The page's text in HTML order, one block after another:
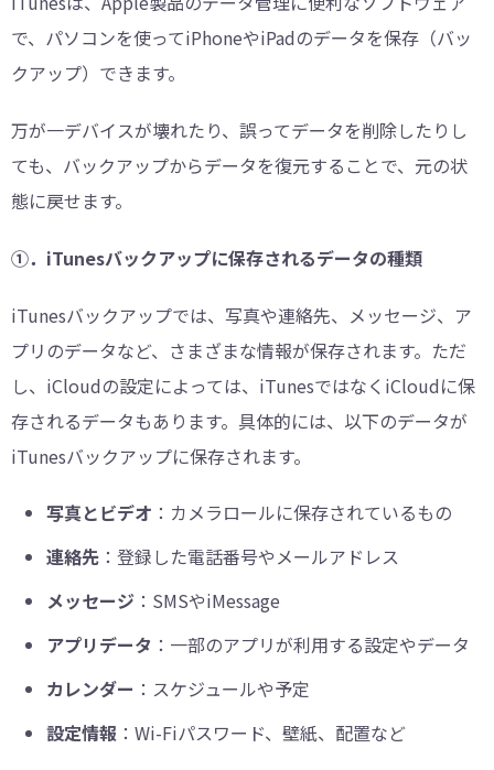
で、パソコンを使ってiPhoneやiPadのデータを保存（バッ
クアップ）できます。
万が一デバイスが壊れたり、誤ってデータを削除したりし
ても、バックアップからデータを復元することで、元の状
態に戻せます。
①．iTunesバックアップに保存されるデータの種類
iTunesバックアップでは、写真や連絡先、メッセージ、ア
プリのデータなど、さまざまな情報が保存されます。ただ
し、iCloudの設定によっては、iTunesではなくiCloudに保
存されるデータもあります。具体的には、以下のデータが
iTunesバックアップに保存されます。
写真とビデオ ：カメラロールに保存されているもの
連絡先 ：登録した電話番号やメールアドレス
メッセージ ：SMSやiMessage
アプリデータ ：一部のアプリが利用する設定やデータ
カレンダー ：スケジュールや予定
設定情報 ：Wi-Fiパスワード、壁紙、配置など